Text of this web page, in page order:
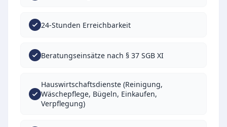
24-Stunden Erreichbarkeit
Beratungseinsätze nach § 37 SGB XI
Hauswirtschaftsdienste (Reinigung,
Wäschepflege, Bügeln, Einkaufen,
Verpflegung)